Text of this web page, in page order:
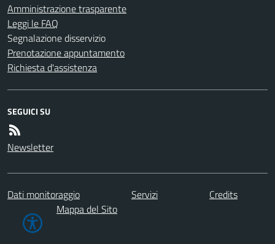
Amministrazione trasparente
Leggi le FAQ
Segnalazione disservizio
Prenotazione appuntamento
Richiesta d'assistenza
SEGUICI SU
Newsletter
Dati monitoraggio Servizi
Credits
Mappa del Sito